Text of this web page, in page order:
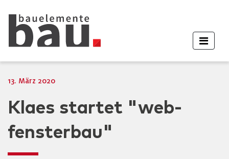
13. März 2020
Klaes startet "web-
fensterbau"